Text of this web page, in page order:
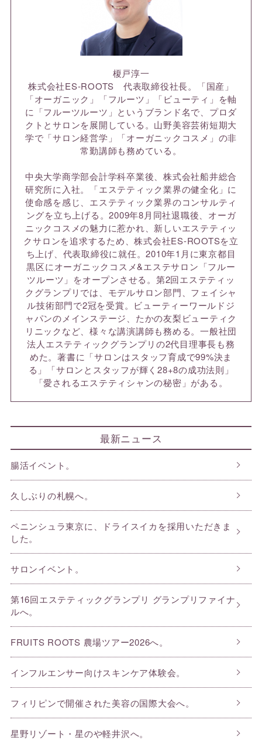
榎戸淳一
株式会社ES-ROOTS 代表取締役社長。「国産」
「オーガニック」「フルーツ」「ビューティ」を軸
に「フルーツルーツ」というブランド名で、プロダ
クトとサロンを展開している。山野美容芸術短期大
学で「サロン経営学」「オーガニックコスメ」の非
常勤講師も務めている。
中央大学商学部会計学科卒業後、株式会社船井総合
研究所に入社。「エステティック業界の健全化」に
使命感を感じ、エステティック業界のコンサルティ
ングを立ち上げる。2009年8月同社退職後、オーガ
ニックコスメの魅力に惹かれ、新しいエステティッ
クサロンを追求するため、株式会社ES-ROOTSを立
ち上げ、代表取締役に就任。2010年1月に東京都目
黒区にオーガニックコスメ&エステサロン「フルー
ツルーツ」をオープンさせる。第2回エステティッ
クグランプリでは、モデルサロン部門、フェイシャ
ル技術部門で2冠を受賞。ビューティーワールドジ
ャパンのメインステージ、たかの友梨ビューティク
リニックなど、様々な講演講師も務める。一般社団
法人エステティックグランプリの2代目理事長も務
めた。著書に「サロンはスタッフ育成で99%決ま
る」「サロンとスタッフが輝く28+8の成功法則」
「愛されるエステティシャンの秘密」がある。
最新ニュース
腸活イベント。
久しぶりの札幌へ。
ペニンシュラ東京に、ドライスイカを採用いただきま
した。
サロンイベント。
第16回エステティックグランプリ グランプリファイナ
ルへ。
FRUITS ROOTS 農場ツアー2026へ。
インフルエンサー向けスキンケア体験会。
フィリピンで開催された美容の国際大会へ。
星野リゾート・星のや軽井沢へ。